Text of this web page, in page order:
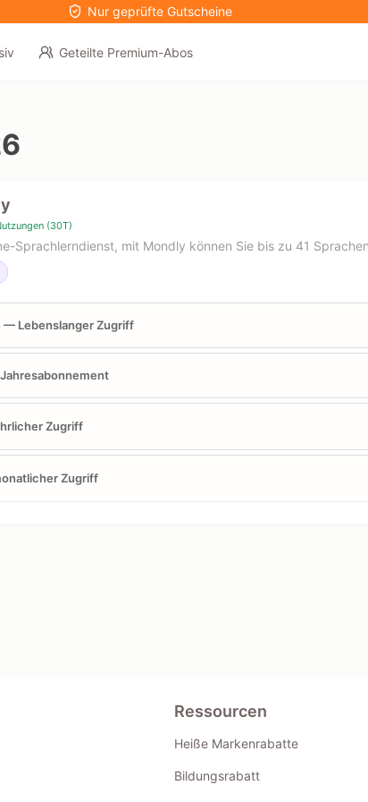
Nur geprüfte Gutscheine
Geteilte Premium-Abos
(30T)
Sprachlerndienst, mit Mondly können Sie bis zu 41
— Lebenslanger Zugriff
Zugriff
Zugriff
Ressourcen
Heiße Markenrabatte
Bildungsrabatt